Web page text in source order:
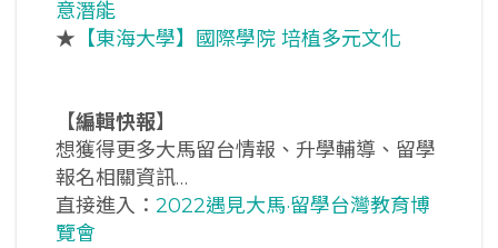
意潛能
★ 【東海大學】國際學院 培植多元文化
【編輯快報】
想獲得更多大馬留台情報、升學輔導、留學
報名相關資訊…
直接進入： 2022遇見大馬·留學台灣教育博
覽會